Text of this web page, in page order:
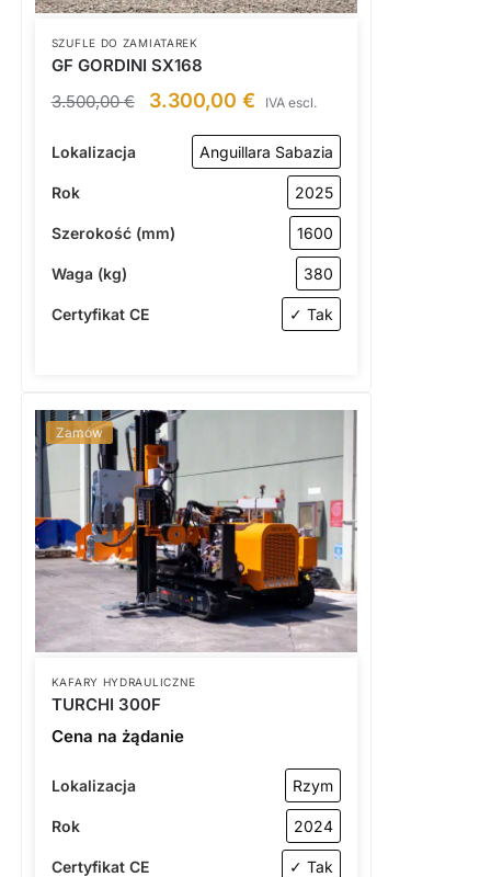
SZUFLE DO ZAMIATAREK
GF GORDINI SX168
3.500,00€ 3.300,00 € IVA escl.
Lokalizacja Anguillara Sabazia
Rok 2025
Szerokość (mm) 1600
Waga (kg) 380
Certyfikat CE ✓ Tak
Zamów
KAFARY HYDRAULICZNE
TURCHI 300F
Cena na żądanie
Lokalizacja Rzym
Rok 2024
Certyfikat CE ✓ Tak